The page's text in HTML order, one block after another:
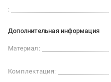
:
Дополнительная информация
Материал:
Комплектация: